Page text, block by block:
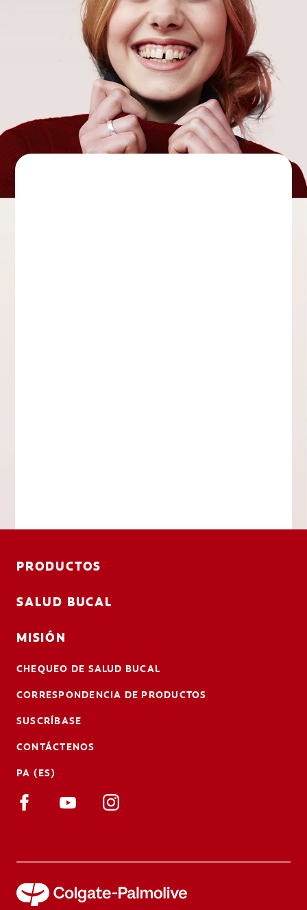
PRODUCTOS
SALUD BUCAL
MISIÓN
CHEQUEO DE SALUD BUCAL
CORRESPONDENCIA DE PRODUCTOS
SUSCRÍBASE
CONTÁCTENOS
PA (ES)